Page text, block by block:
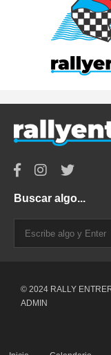
Buscar algo...
© 2024 RALLY
ADMIN